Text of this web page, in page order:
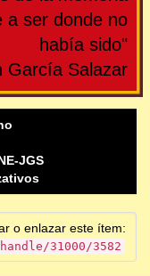
a ser donde no
había sido"
García Salazar
JGS
o enlazar este ítem:
31000/3582